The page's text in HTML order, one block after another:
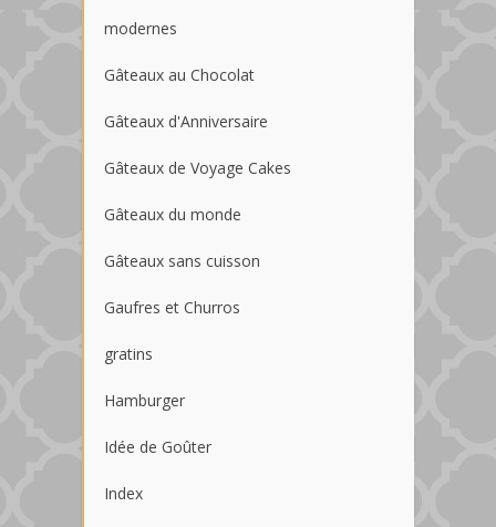
modernes
Gâteaux au Chocolat
Gâteaux d'Anniversaire
Gâteaux de Voyage Cakes
Gâteaux du monde
Gâteaux sans cuisson
Gaufres et Churros
gratins
Hamburger
Idée de Goûter
Index